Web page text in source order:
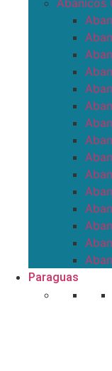
Abanicos
Paraguas